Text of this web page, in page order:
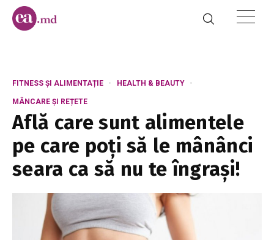
FITNESS ȘI ALIMENTAȚIE HEALTH & BEAUTY
MÂNCARE ȘI REȚETE
Află care sunt alimentele
pe care poți să le mânânci
seara ca să nu te îngrași!